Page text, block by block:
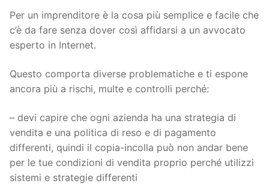
Per un imprenditore è la cosa più semplice e facile che
c’è da fare senza dover così affidarsi a un avvocato
esperto in Internet.
Questo comporta diverse problematiche e ti espone
ancora più a rischi, multe e controlli perché:
– devi capire che ogni azienda ha una strategia di
vendita e una politica di reso e di pagamento
differenti, quindi il copia-incolla può non andar bene
per le tue condizioni di vendita proprio perché utilizzi
sistemi e strategie differenti